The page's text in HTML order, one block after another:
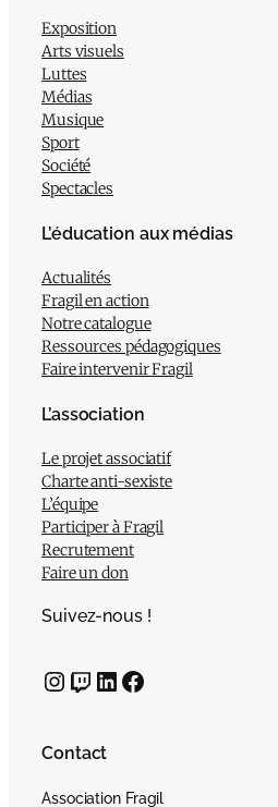
Exposition
Arts visuels
Luttes
Médias
Musique
Sport
Société
Spectacles
L’éducation aux médias
Actualités
Fragil en action
Notre catalogue
Ressources pédagogiques
Faire intervenir Fragil
L’association
Le projet associatif
Charte anti-sexiste
L’équipe
Participer à Fragil
Recrutement
Faire un don
Suivez-nous !
InstagramTwitch LinkedIn Facebook
Contact
Association Fragil